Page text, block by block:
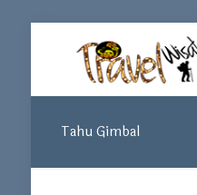
Tahu Gimbal